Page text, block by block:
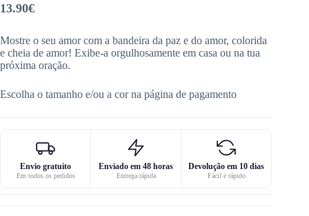
13.90€
Mostre o seu amor com a bandeira da paz e do amor, colorida
e cheia de amor! Exibe-a orgulhosamente em casa ou na tua
próxima oração.
Escolha o tamanho e/ou a cor na página de pagamento
Envio gratuito
Em todos os pedidos
Enviado em 48 horas
Entrega rápida
Devolução em 10 dias
Fácil e rápido